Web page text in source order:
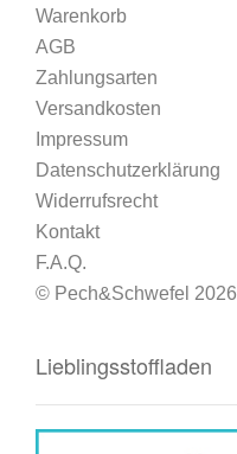
Warenkorb
AGB
Zahlungsarten
Versandkosten
Impressum
Datenschutzerklärung
Widerrufsrecht
Kontakt
F.A.Q.
© Pech&Schwefel 2026
Lieblingsstoffladen